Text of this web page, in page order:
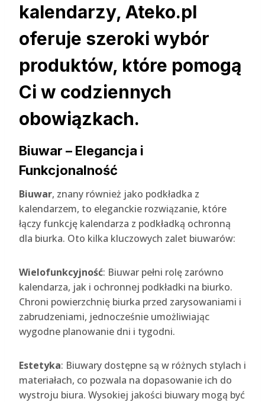
kalendarzy, Ateko.pl
oferuje szeroki wybór
produktów, które pomogą
Ci w codziennych
obowiązkach.
Biuwar – Elegancja i
Funkcjonalność
Biuwar, znany również jako podkładka z
kalendarzem, to eleganckie rozwiązanie, które
łączy funkcję kalendarza z podkładką ochronną
dla biurka. Oto kilka kluczowych zalet biuwarów:
Wielofunkcyjność: Biuwar pełni rolę zarówno
kalendarza, jak i ochronnej podkładki na biurko.
Chroni powierzchnię biurka przed zarysowaniami i
zabrudzeniami, jednocześnie umożliwiając
wygodne planowanie dni i tygodni.
Estetyka: Biuwary dostępne są w różnych stylach i
materiałach, co pozwala na dopasowanie ich do
wystroju biura. Wysokiej jakości biuwary mogą być